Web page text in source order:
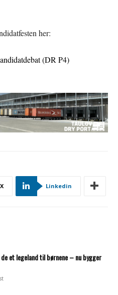
her:
(DR P4)
X Linkedin
et legeland til børnene – nu bygger